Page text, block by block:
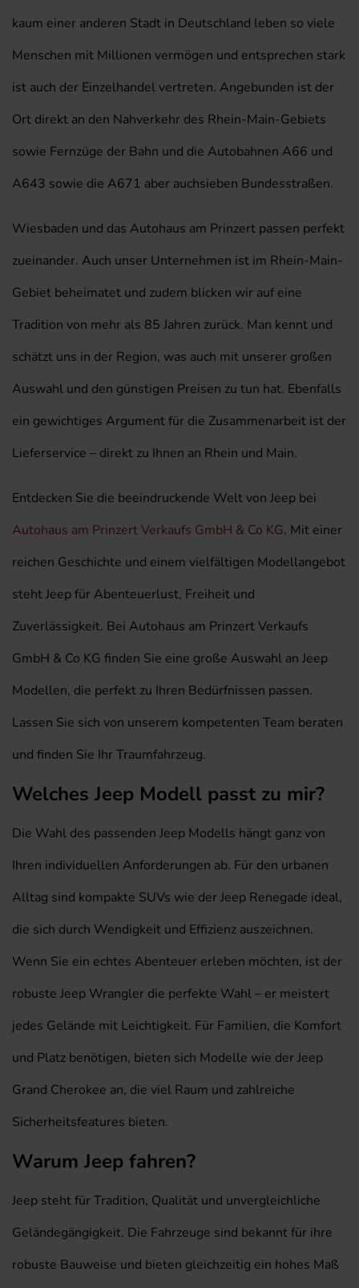
kaum einer anderen Stadt in Deutschland leben so viele
Menschen mit Millionen vermögen und entsprechen stark
ist auch der Einzelhandel vertreten. Angebunden ist der
Ort direkt an den Nahverkehr des Rhein-Main-Gebiets
sowie Fernzüge der Bahn und die Autobahnen A66 und
A643 sowie die A671 aber auchsieben Bundesstraßen.
Wiesbaden und das Autohaus am Prinzert passen perfekt
zueinander. Auch unser Unternehmen ist im Rhein-Main-
Gebiet beheimatet und zudem blicken wir auf eine
Tradition von mehr als 85 Jahren zurück. Man kennt und
schätzt uns in der Region, was auch mit unserer großen
Auswahl und den günstigen Preisen zu tun hat. Ebenfalls
ein gewichtiges Argument für die Zusammenarbeit ist der
Lieferservice – direkt zu Ihnen an Rhein und Main.
Entdecken Sie die beeindruckende Welt von Jeep bei
Autohaus am Prinzert Verkaufs GmbH & Co KG. Mit einer
reichen Geschichte und einem vielfältigen Modellangebot
steht Jeep für Abenteuerlust, Freiheit und
Zuverlässigkeit. Bei Autohaus am Prinzert Verkaufs
GmbH & Co KG finden Sie eine große Auswahl an Jeep
Modellen, die perfekt zu Ihren Bedürfnissen passen.
Lassen Sie sich von unserem kompetenten Team beraten
und finden Sie Ihr Traumfahrzeug.
Welches Jeep Modell passt zu mir?
Die Wahl des passenden Jeep Modells hängt ganz von
Ihren individuellen Anforderungen ab. Für den urbanen
Alltag sind kompakte SUVs wie der Jeep Renegade ideal,
die sich durch Wendigkeit und Effizienz auszeichnen.
Wenn Sie ein echtes Abenteuer erleben möchten, ist der
robuste Jeep Wrangler die perfekte Wahl – er meistert
jedes Gelände mit Leichtigkeit. Für Familien, die Komfort
und Platz benötigen, bieten sich Modelle wie der Jeep
Grand Cherokee an, die viel Raum und zahlreiche
Sicherheitsfeatures bieten.
Warum Jeep fahren?
Jeep steht für Tradition, Qualität und unvergleichliche
Geländegängigkeit. Die Fahrzeuge sind bekannt für ihre
robuste Bauweise und bieten gleichzeitig ein hohes Maß